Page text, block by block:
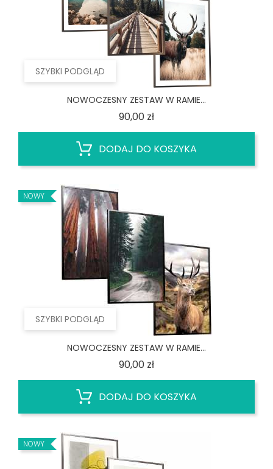
SZYBKI PODGLĄD
NOWOCZESNY ZESTAW W RAMIE...
90,00 złCena
DODAJ DO KOSZYKA
SZYBKI PODGLĄD
NOWY
NOWOCZESNY ZESTAW W RAMIE...
90,00 złCena
DODAJ DO KOSZYKA
NOWY